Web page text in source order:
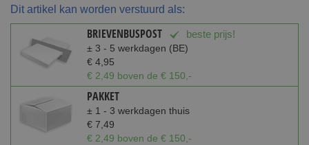
Dit artikel kan worden verstuurd als:
BRIEVENBUSPOST beste prijs!
± 3 - 5 werkdagen (BE)
€ 4,95
€ 2,49 boven de € 150,-
PAKKET
± 1 - 3 werkdagen thuis
€ 7,49
€ 2,49 boven de € 150,-